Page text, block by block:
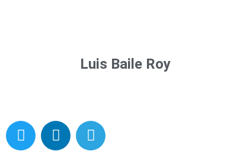
Luis Baile Roy
T
w
L
i
T
e